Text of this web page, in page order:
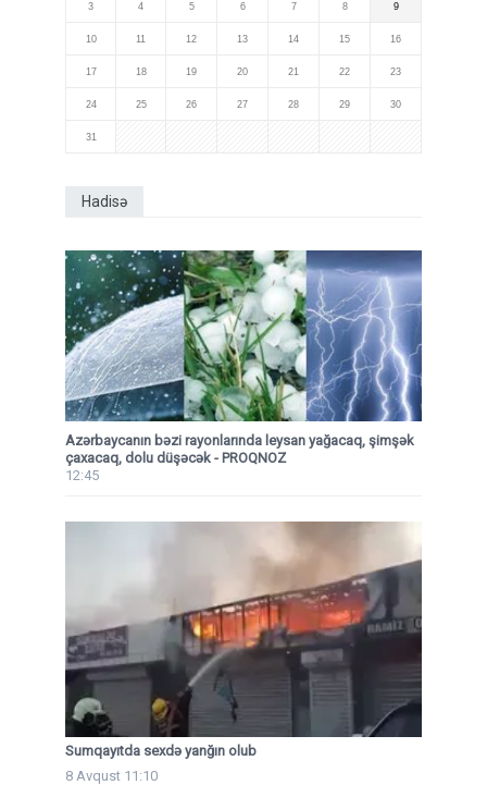
3 4 5 6 7 8 9
10 11 12 13 14 15 16
17 18 19 20 21 22 23
24 25 26 27 28 29 30
31
Hadisə
Azərbaycanın bəzi rayonlarında leysan yağacaq, şimşək
çaxacaq, dolu düşəcək - PROQNOZ
12:45
Sumqayıtda sexdə yanğın olub
8 Avqust 11:10